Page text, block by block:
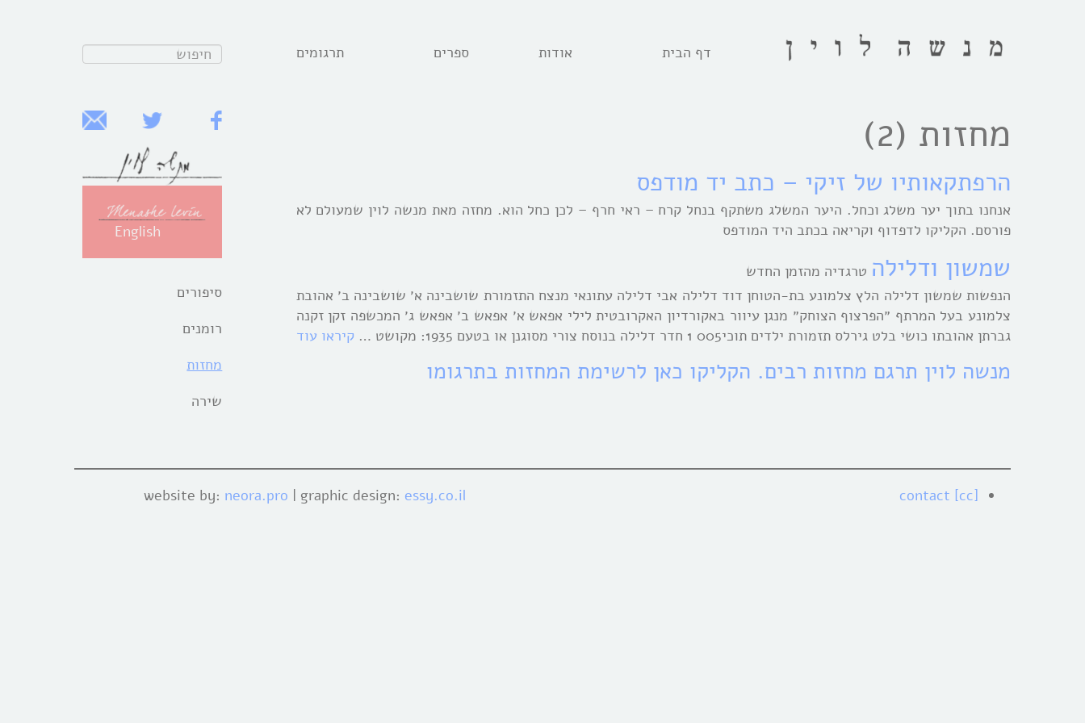
דף הבית אודות ספרים תרגומים חפש:
מחזות (2)
הרפתקאותיו של זיקי – כתב יד מודפס
אנחנו בתוך יער משלג וכחל. היער המשלג משתקף בנחל קרח – ראי חרף – לכן כחל הוא. מחזה מאת מנשה לוין שמעולם לא
פורסם. הקליקו לדפדוף וקריאה בכתב היד המודפס
שמשון ודלילה טרגדיה מהזמן החדש
הנפשות שמשון דלילה הלץ צלמונע בת-הטוחן דוד דלילה אבי דלילה עתונאי מנצח התזמורת שושבינה א׳ שושבינה ב׳ אהובת
צלמונע בעל המרתף ״הפרצוף הצוחק״ מנגן עיוור באקורדיון האקרובטית לילי אפאש א׳ אפאש ב׳ אפאש ג׳ המכשפה זקן זקנה
גברתן אהובתו כושי בלט גירלס תזמורת ילדים תוכי005 1 חדר דלילה בנוסח צורי מסוגנן או בטעם 1935: מקושט …
קיראו עוד
מנשה לוין תרגם מחזות רבים. הקליקו כאן לרשימת המחזות בתרגומו
English
סיפורים
רומנים
מחזות
שירה
[cc] contact
website by: neora.pro | graphic design: essy.co.il